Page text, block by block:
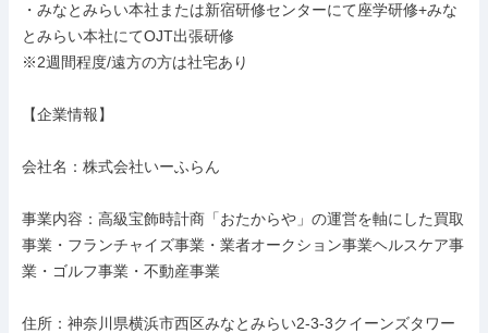
・みなとみらい本社または新宿研修センターにて座学研修+みな
とみらい本社にてOJT出張研修
※2週間程度/遠方の方は社宅あり
【企業情報】
会社名：株式会社いーふらん
事業内容：高級宝飾時計商「おたからや」の運営を軸にした買取
事業・フランチャイズ事業・業者オークション事業ヘルスケア事
業・ゴルフ事業・不動産事業
住所：神奈川県横浜市西区みなとみらい2-3-3クイーンズタワー